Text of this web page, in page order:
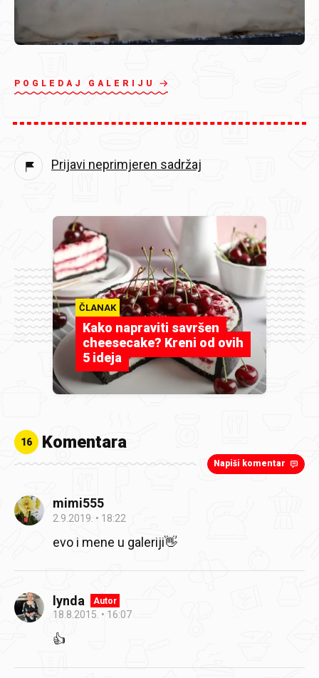
POGLEDAJ GALERIJU
Prijavi neprimjeren sadržaj
ČLANAK
Kako napraviti savršen
cheesecake? Kreni od ovih
5 ideja
16 Komentara
Napiši komentar
mimi555
2.9.2019. 18:22
evo i mene u galeriji👋
lynda Autor
18.8.2015. 16:07
👍